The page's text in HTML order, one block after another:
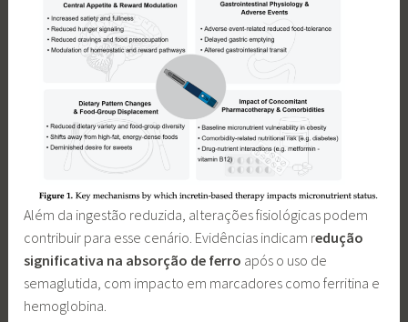
Além da ingestão reduzida, alterações fisiológicas podem
contribuir para esse cenário. Evidências indicam redução
significativa na absorção de ferro após o uso de
semaglutida, com impacto em marcadores como ferritina e
hemoglobina.